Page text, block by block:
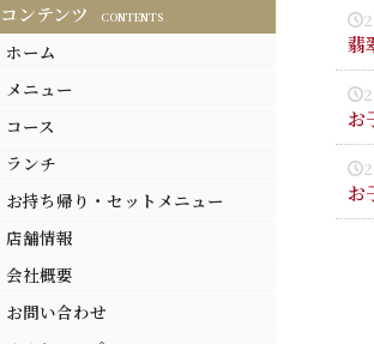
コンテンツ CONTENTS
ホーム
メニュー
コース
ランチ
お持ち帰り・セットメニュー
店舗情報
会社概要
お問い合わせ
翡
お
お